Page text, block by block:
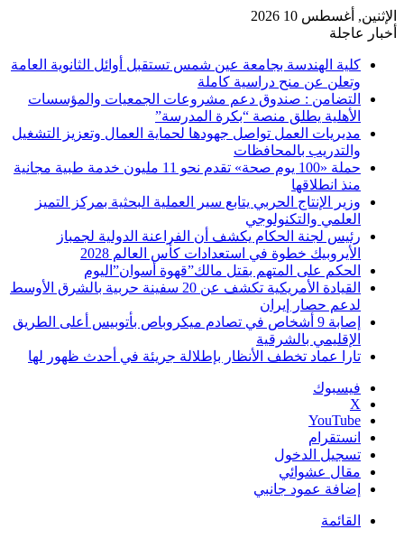
الإثنين, أغسطس 10 2026
أخبار عاجلة
كلية الهندسة بجامعة عين شمس تستقبل أوائل الثانوية العامة
وتعلن عن منح دراسية كاملة
التضامن : صندوق دعم مشروعات الجمعيات والمؤسسات
الأهلية يطلق منصة “بكرة المدرسة”
مديريات العمل تواصل جهودها لحماية العمال وتعزيز التشغيل
والتدريب بالمحافظات
حملة «100 يوم صحة» تقدم نحو 11 مليون خدمة طبية مجانية
منذ انطلاقها
وزير الإنتاج الحربي يتابع سير العملية البحثية بمركز التميز
العلمي والتكنولوجي
رئيس لجنة الحكام يكشف أن الفراعنة الدولية لجمباز
الأيروبيك خطوة في استعدادات كأس العالم 2028
الحكم على المتهم بقتل مالك”قهوة أسوان”اليوم
القيادة الأمريكية تكشف عن 20 سفينة حربية بالشرق الأوسط
لدعم حصار إيران
إصابة 9 أشخاص في تصادم ميكروباص بأتوبيس أعلى الطريق
الإقليمي بالشرقية
تارا عماد تخطف الأنظار بإطلالة جريئة في أحدث ظهور لها
فيسبوك
‫X
‫YouTube
انستقرام
تسجيل الدخول
مقال عشوائي
إضافة عمود جانبي
القائمة